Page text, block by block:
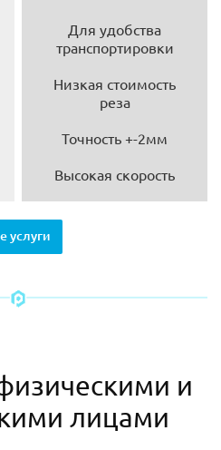
Для удобства
транспортировки
Низкая стоимость
реза
Точность +-2мм
Высокая скорость
услуги
и
лицами